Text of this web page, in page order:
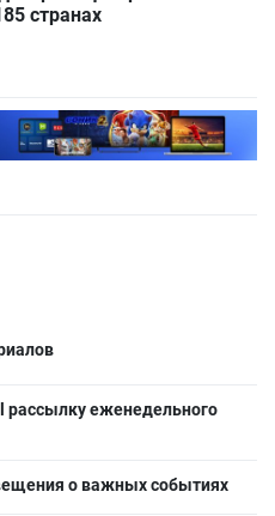
странах
рассылку еженедельного
о важных событиях